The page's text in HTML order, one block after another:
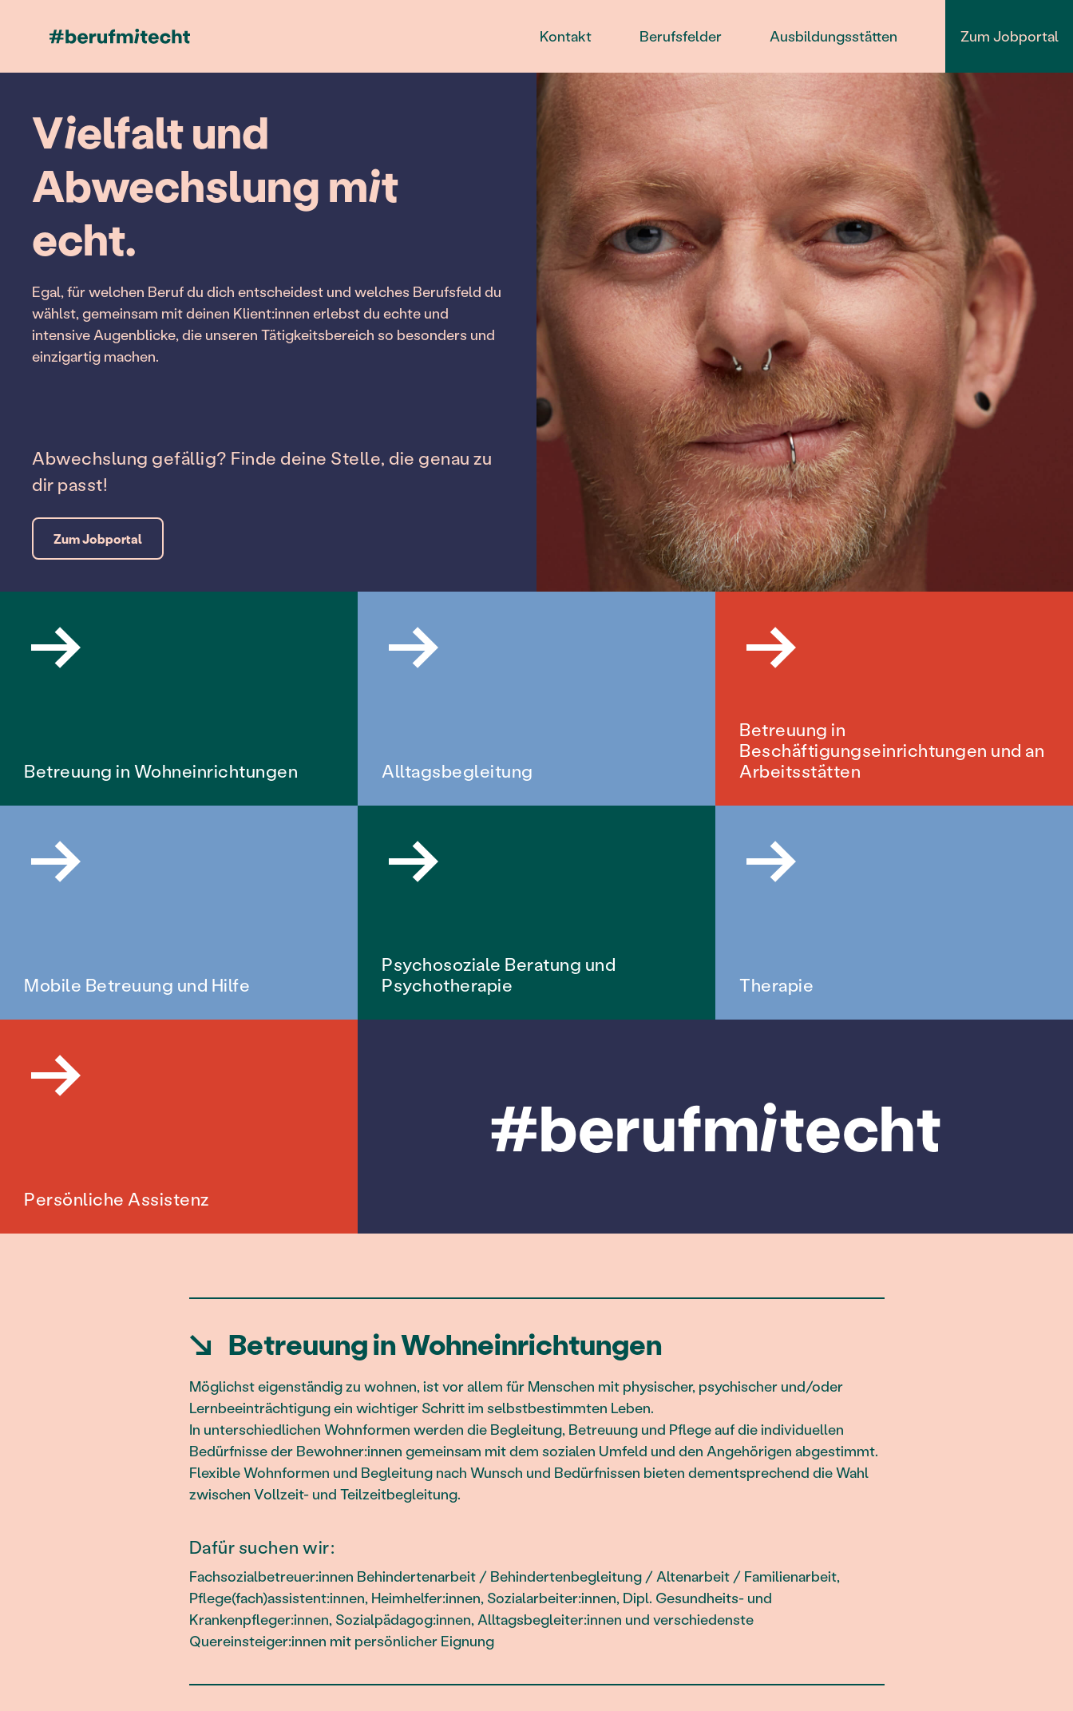
Kontakt Berufsfelder Ausbildungsstätten Zum Jobportal
Vielfalt und
Abwechslung mit
echt.
Egal, für welchen Beruf du dich entscheidest und welches Berufsfeld du
wählst, gemeinsam mit deinen Klient:innen erlebst du echte und
intensive Augenblicke, die unseren Tätigkeitsbereich so besonders und
einzigartig machen.
Abwechslung gefällig? Finde deine Stelle, die genau zu
dir passt!
Zum Jobportal
Betreuung in Wohneinrichtungen Alltagsbegleitung
Betreuung in
Beschäftigungseinrichtungen und an
Arbeitsstätten
Mobile Betreuung und Hilfe
Psychosoziale Beratung und
Psychotherapie
Therapie
Persönliche Assistenz
#berufmitecht
↘ Betreuung in Wohneinrichtungen
Möglichst eigenständig zu wohnen, ist vor allem für Menschen mit physischer, psychischer und/oder
Lernbeeinträchtigung ein wichtiger Schritt im selbstbestimmten Leben.
In unterschiedlichen Wohnformen werden die Begleitung, Betreuung und Pflege auf die individuellen
Bedürfnisse der Bewohner:innen gemeinsam mit dem sozialen Umfeld und den Angehörigen abgestimmt.
Flexible Wohnformen und Begleitung nach Wunsch und Bedürfnissen bieten dementsprechend die Wahl
zwischen Vollzeit- und Teilzeitbegleitung.
Dafür suchen wir:
Fachsozialbetreuer:innen Behindertenarbeit / Behindertenbegleitung / Altenarbeit / Familienarbeit,
Pflege(fach)assistent:innen, Heimhelfer:innen, Sozialarbeiter:innen, Dipl. Gesundheits- und
Krankenpfleger:innen, Sozialpädagog:innen, Alltagsbegleiter:innen und verschiedenste
Quereinsteiger:innen mit persönlicher Eignung